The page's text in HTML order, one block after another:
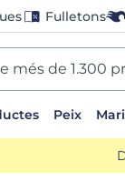
Fulletons
de 1.300
Peix